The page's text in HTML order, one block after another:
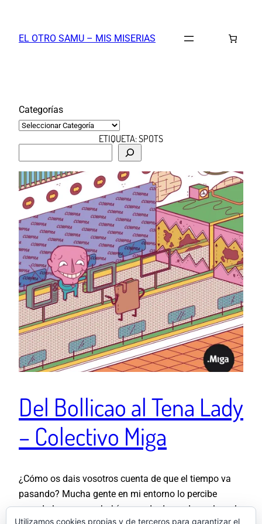
contenido
EL OTRO SAMU – MIS MISERIAS
Categorías
ETIQUETA:SPOTS
a
r
Del Bollicao al Tena Lady
– Colectivo Miga
¿Cómo os dais vosotros cuenta de que el tiempo va
pasando? Mucha gente en mi entorno lo percibe
cuando la ropa que había pasado de moda vuelve a la
Utilizamos cookies propias y de terceros para garantizar el